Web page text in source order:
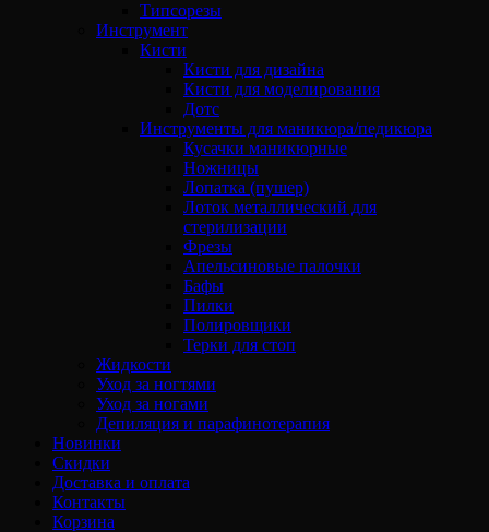
Типсорезы
Инструмент
Кисти
Кисти для дизайна
Кисти для моделирования
Дотс
Инструменты для маникюра/педикюра
Кусачки маникюрные
Ножницы
Лопатка (пушер)
Лоток металлический для
стерилизации
Фрезы
Апельсиновые палочки
Бафы
Пилки
Полировщики
Терки для стоп
Жидкости
Уход за ногтями
Уход за ногами
Депиляция и парафинотерапия
Новинки
Скидки
Доставка и оплата
Контакты
Корзина